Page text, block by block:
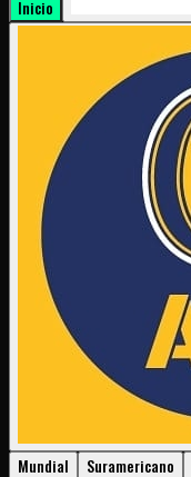
Inicio
Mundial
Suramericano